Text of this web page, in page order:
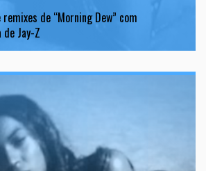
remixes de “Morning Dew” com
Jay-Z